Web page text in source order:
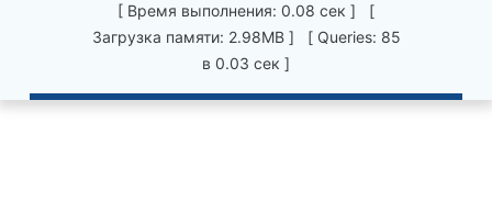
[ Время выполнения: 0.08 сек ] [
Загрузка памяти: 2.98MB ] [ Queries: 85
в 0.03 сек ]